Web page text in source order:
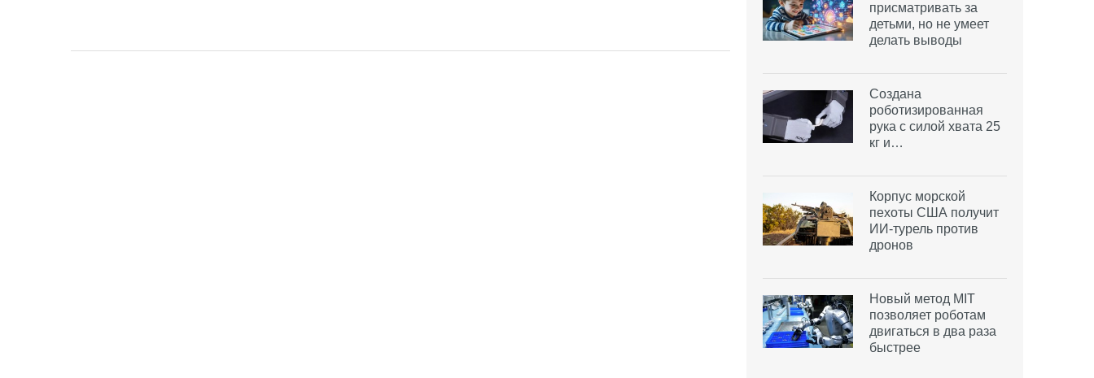
присматривать за
детьми, но не умеет
делать выводы
Создана
роботизированная
рука с силой хвата 25
кг и…
Корпус морской
пехоты США получит
ИИ-турель против
дронов
Новый метод MIT
позволяет роботам
двигаться в два раза
быстрее